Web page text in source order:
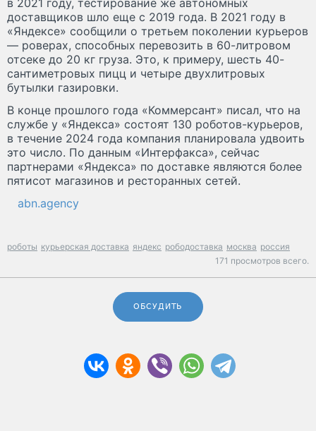
в 2021 году, тестирование же автономных
доставщиков шло еще с 2019 года. В 2021 году в
«Яндексе» сообщили о третьем поколении курьеров
— роверах, способных перевозить в 60-литровом
отсеке до 20 кг груза. Это, к примеру, шесть 40-
сантиметровых пицц и четыре двухлитровых
бутылки газировки.
В конце прошлого года «Коммерсант» писал, что на
службе у «Яндекса» состоят 130 роботов-курьеров,
в течение 2024 года компания планировала удвоить
это число. По данным «Интерфакса», сейчас
партнерами «Яндекса» по доставке являются более
пятисот магазинов и ресторанных сетей.
abn.agency
роботы курьерская доставка яндекс рободоставка москва россия
171 просмотров всего.
ОБСУДИТЬ